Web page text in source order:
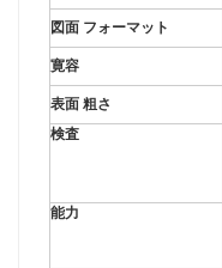
図面 フォーマット
寛容
表面 粗さ
検査
能力